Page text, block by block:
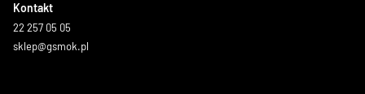
Kontakt
22 257 05 05
sklep@gsmok.pl